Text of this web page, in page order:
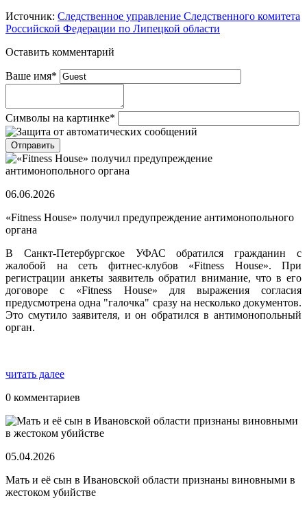
Источник: Следственное управление Следственного комитета
Российской Федерации по Липецкой области
Оставить комментарий
Ваше имя*
Символы на картинке*
06.06.2026
«Fitness House» получил предупреждение антимонопольного
органа
В Санкт-Петербургское УФАС обратился гражданин с
жалобой на сеть фитнес-клубов «Fitness House». При
регистрации анкеты заявитель обратил внимание, что в его
договоре с «Fitness House» для выражения согласия
предусмотрена одна "галочка" сразу на несколько документов.
Это смутило заявителя, и он обратился в антимонопольный
орган.
читать далее
0 комментариев
05.04.2026
Мать и её сын в Ивановской области признаны виновными в
жестоком убийстве